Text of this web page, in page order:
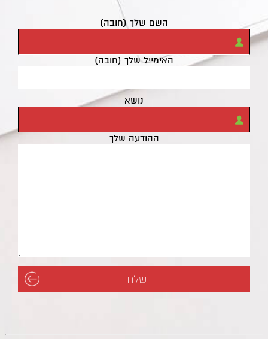
השם שלך (חובה)
האימייל שלך (חובה)
נושא
ההודעה שלך